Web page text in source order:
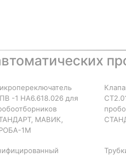
-1 НА6.618.026 для
МАВИК,
1М